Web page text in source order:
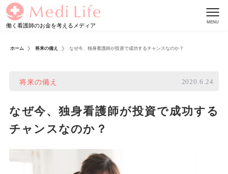
働く看護師のお金を考えるメディア
ホーム 将来の備え なぜ今、独身看護師が投資で成功するチャンスなのか？
2020.6.24
将来の備え
なぜ今、独身看護師が投資で成功する
チャンスなのか？